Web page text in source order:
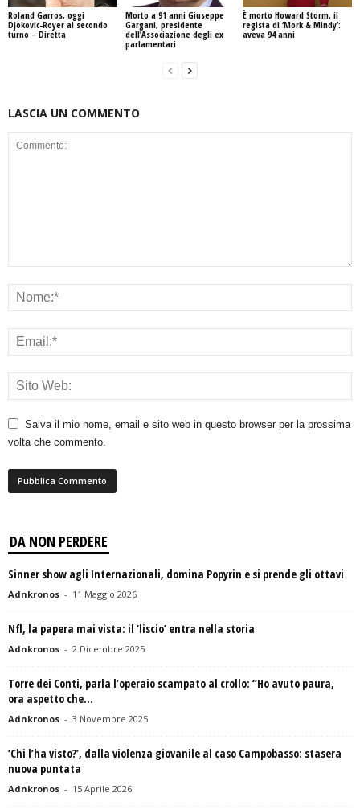
Roland Garros, oggi
Djokovic-Royer al secondo
turno – Diretta
Morto a 91 anni Giuseppe
Gargani, presidente
dell’Associazione degli ex
parlamentari
È morto Howard Storm, il
regista di ‘Mork & Mindy’:
aveva 94 anni
LASCIA UN COMMENTO
Salva il mio nome, email e sito web in questo browser per la prossima
volta che commento.
DA NON PERDERE
Sinner show agli Internazionali, domina Popyrin e si prende gli ottavi
Adnkronos - 11 Maggio 2026
Nfl, la papera mai vista: il ‘liscio’ entra nella storia
Adnkronos - 2 Dicembre 2025
Torre dei Conti, parla l’operaio scampato al crollo: “Ho avuto paura,
ora aspetto che...
Adnkronos - 3 Novembre 2025
‘Chi l’ha visto?’, dalla violenza giovanile al caso Campobasso: stasera
nuova puntata
Adnkronos - 15 Aprile 2026